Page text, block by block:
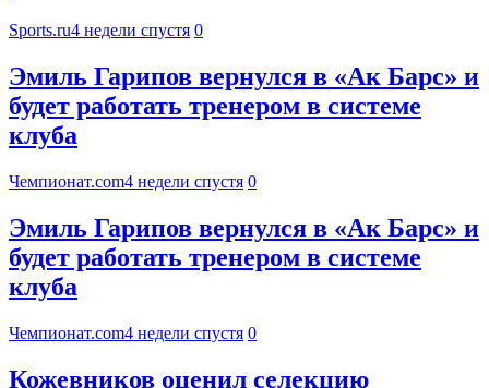
Sports.ru4 недели спустя 0
Эмиль Гарипов вернулся в «Ак Барс» и
будет работать тренером в системе
клуба
Чемпионат.com4 недели спустя 0
Эмиль Гарипов вернулся в «Ак Барс» и
будет работать тренером в системе
клуба
Чемпионат.com4 недели спустя 0
Кожевников оценил селекцию